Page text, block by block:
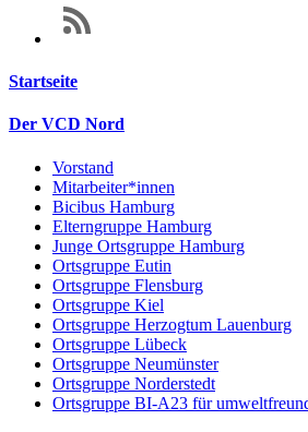
Startseite
Der VCD Nord
Vorstand
Mitarbeiter*innen
Bicibus Hamburg
Elterngruppe Hamburg
Junge Ortsgruppe Hamburg
Ortsgruppe Eutin
Ortsgruppe Flensburg
Ortsgruppe Kiel
Ortsgruppe Herzogtum Lauenburg
Ortsgruppe Lübeck
Ortsgruppe Neumünster
Ortsgruppe Norderstedt
Ortsgruppe BI-A23 für